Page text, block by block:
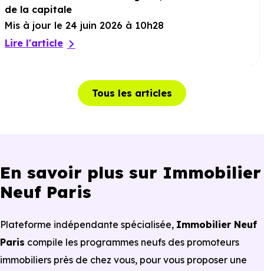
de la capitale
Mis à jour le 24 juin 2026 à 10h28
Lire l'article
Tous les articles
En savoir plus sur Immobilier
Neuf Paris
Plate⁠⁠forme indépendante spécialisée, Immobilier Neuf
Paris compile les programmes neufs des promoteurs
immobiliers près de chez vous, pour vous proposer une